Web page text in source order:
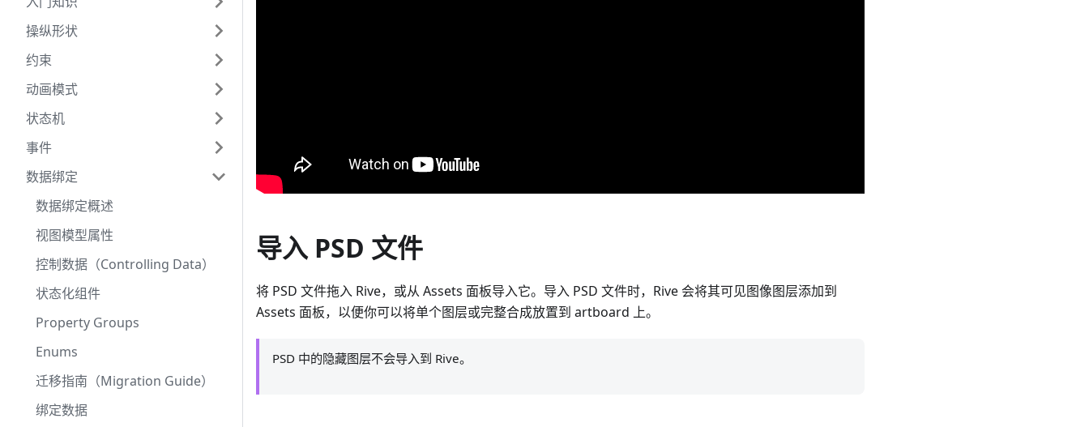
操纵形状
约束
动画模式
状态机
事件
数据绑定
数据绑定概述
视图模型属性
控制数据（Controlling Data）
状态化组件
Property Groups
Enums
迁移指南（Migration Guide）
绑定数据
导入 PSD 文件
将 PSD 文件拖入 Rive，或从 Assets 面板导入它。导入 PSD 文件时，Rive 会将其可见图像图层添加到
Assets 面板，以便你可以将单个图层或完整合成放置到 artboard 上。
PSD 中的隐藏图层不会导入到 Rive。